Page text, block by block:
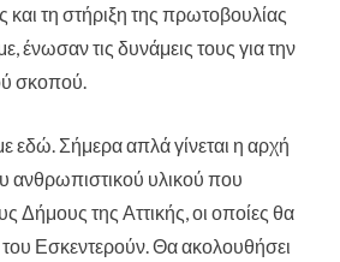
και τη στήριξη της πρωτοβουλίας
ένωσαν τις δυνάμεις τους για την
σκοπού.
εδώ. Σήμερα απλά γίνεται η αρχή
ανθρωπιστικού υλικού που
Δήμους της Αττικής, οι οποίες θα
του Εσκεντερούν. Θα ακολουθήσει